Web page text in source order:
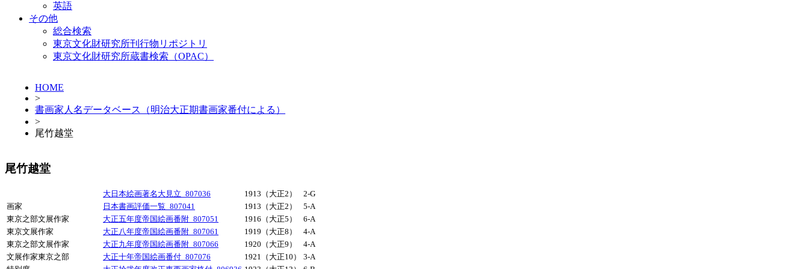
英語
その他
総合検索
東京文化財研究所刊行物リポジトリ
東京文化財研究所蔵書検索（OPAC）
HOME
>
書画家人名データベース（明治大正期書画家番付による）
>
尾竹越堂
尾竹越堂
大日本絵画著名大見立_807036 1913（大正2）
2-G
画家
日本書画評価一覧_807041 1913（大正2）
5-A
東京之部文展作家
大正五年度帝国絵画番附_807051 1916（大正5）
6-A
東京文展作家
大正八年度帝国絵画番附_807061 1919（大正8）
4-A
東京之部文展作家
大正九年度帝国絵画番附_807066 1920（大正9）
4-A
文展作家東京之部
大正十年帝国絵画番付_807076 1921（大正10）
3-A